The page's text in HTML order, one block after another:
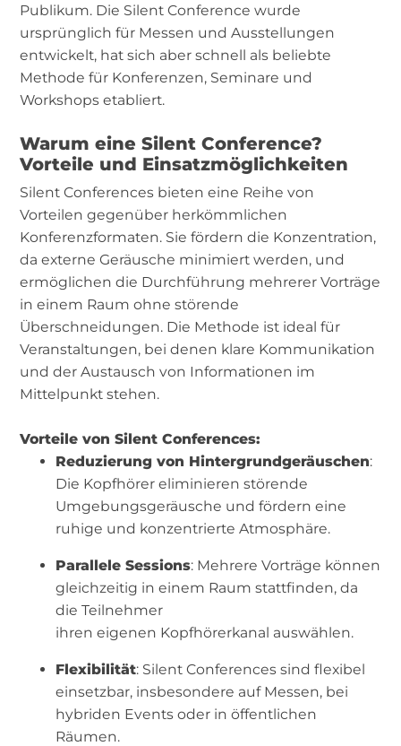
Publikum. Die Silent Conference wurde
ursprünglich für Messen und Ausstellungen
entwickelt, hat sich aber schnell als beliebte
Methode für Konferenzen, Seminare und
Workshops etabliert.
Warum eine Silent Conference?
Vorteile und Einsatzmöglichkeiten
Silent Conferences bieten eine Reihe von
Vorteilen gegenüber herkömmlichen
Konferenzformaten. Sie fördern die Konzentration,
da externe Geräusche minimiert werden, und
ermöglichen die Durchführung mehrerer Vorträge
in einem Raum ohne störende
Überschneidungen. Die Methode ist ideal für
Veranstaltungen, bei denen klare Kommunikation
und der Austausch von Informationen im
Mittelpunkt stehen.
Vorteile von Silent Conferences:
Reduzierung von Hintergrundgeräuschen:
Die Kopfhörer eliminieren störende
Umgebungsgeräusche und fördern eine
ruhige und konzentrierte Atmosphäre.
Parallele Sessions: Mehrere Vorträge können
gleichzeitig in einem Raum stattfinden, da
die Teilnehmer
ihren eigenen Kopfhörerkanal auswählen.
Flexibilität: Silent Conferences sind flexibel
einsetzbar, insbesondere auf Messen, bei
hybriden Events oder in öffentlichen
Räumen.